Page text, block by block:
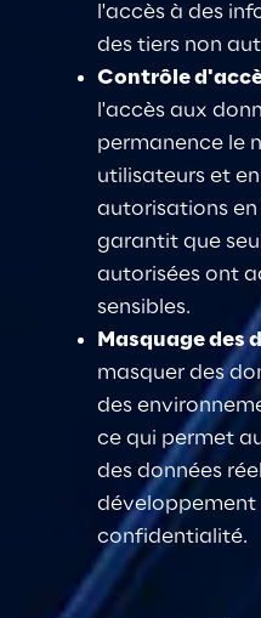
l'accès à des
des tiers non
Contrôle
l'accès aux
permanence le
utilisateurs et
autorisations
garantit que
autorisées ont
sensibles.
Masquage des
masquer des
des
ce qui permet
des données
confidentialité.